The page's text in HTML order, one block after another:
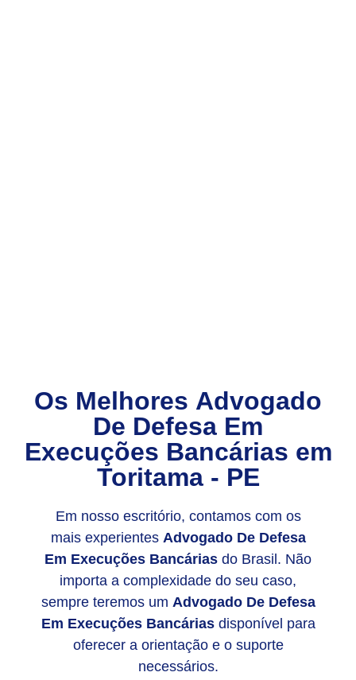
Os Melhores Advogado
De Defesa Em
Execuções Bancárias em
Toritama - PE
Em nosso escritório, contamos com os
mais experientes Advogado De Defesa
Em Execuções Bancárias do Brasil. Não
importa a complexidade do seu caso,
sempre teremos um Advogado De Defesa
Em Execuções Bancáriasdisponível para
oferecer a orientação e o suporte
necessários.